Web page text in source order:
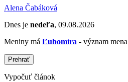
Alena Čabáková
Dnes je nedeľa, 09.08.2026
Meniny má Ľubomíra - význam mena
Prehrať
Vypočuť článok